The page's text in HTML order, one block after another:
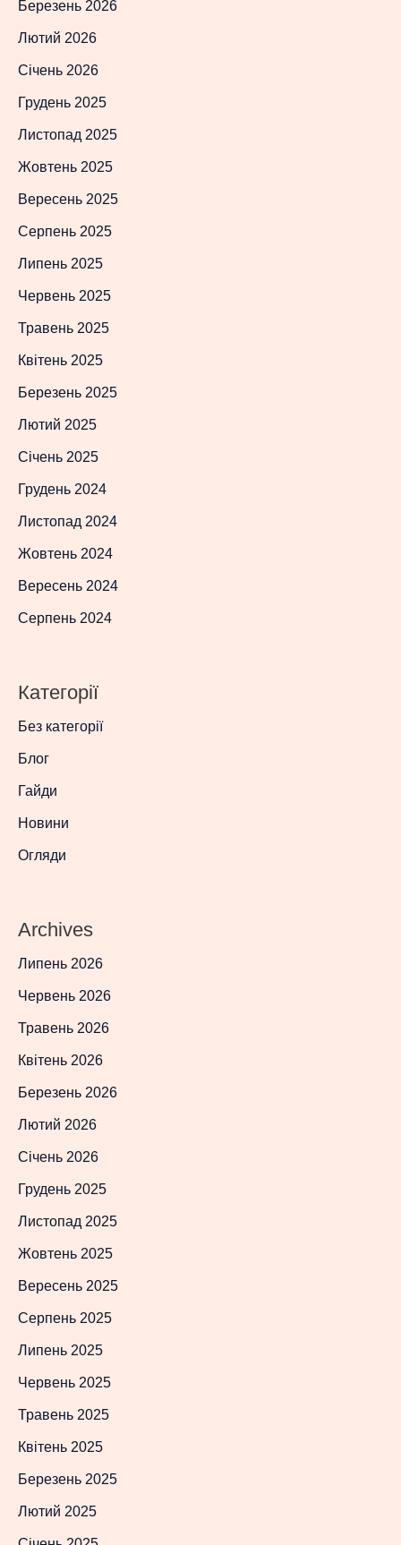
Березень 2026
Лютий 2026
Січень 2026
Грудень 2025
Листопад 2025
Жовтень 2025
Вересень 2025
Серпень 2025
Липень 2025
Червень 2025
Травень 2025
Квітень 2025
Березень 2025
Лютий 2025
Січень 2025
Грудень 2024
Листопад 2024
Жовтень 2024
Вересень 2024
Серпень 2024
Категорії
Без категорії
Блог
Гайди
Новини
Огляди
Archives
Липень 2026
Червень 2026
Травень 2026
Квітень 2026
Березень 2026
Лютий 2026
Січень 2026
Грудень 2025
Листопад 2025
Жовтень 2025
Вересень 2025
Серпень 2025
Липень 2025
Червень 2025
Травень 2025
Квітень 2025
Березень 2025
Лютий 2025